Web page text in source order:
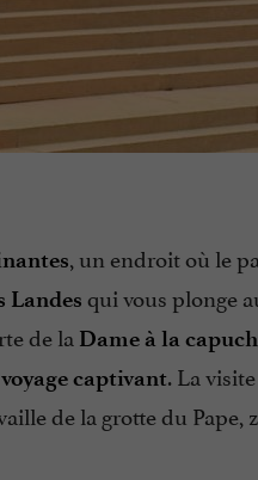
, un endroit où le
Landes qui vous plonge
de la Dame à la
voyage captivant. La
de la grotte du Pape,